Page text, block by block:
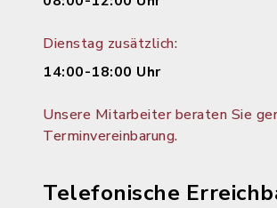
Dienstag zusätzlich:
14:00-18:00 Uhr
Unsere Mitarbeiter beraten Sie
Terminvereinbarung.
Telefonische